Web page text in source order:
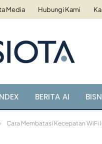
Media Hubungi Kami
BERITA AI
Cara Membatasi Kecepatan WiFi